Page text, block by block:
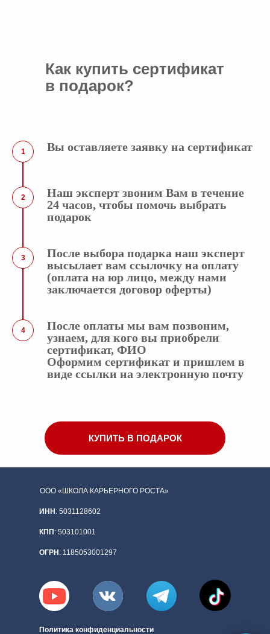
Как купить сертификат
в подарок?
1 Вы оставляете заявку на сертификат
2
Наш эксперт звоним Вам в течение
24 часов, чтобы помочь выбрать
подарок
3
После выбора подарка наш эксперт
высылает вам ссылочку на оплату
(оплата на юр лицо, между нами
заключается договор оферты)
4
После оплаты мы вам позвоним,
узнаем, для кого вы приобрели
сертификат, ФИО
Оформим сертификат и пришлем в
виде ссылки на электронную почту
КУПИТЬ В ПОДАРОК
ООО «ШКОЛА КАРЬЕРНОГО РОСТА»
КПП : 503101001
ИНН : 5031128602
ОГРН : 1185053001297
Политика конфиденциальности